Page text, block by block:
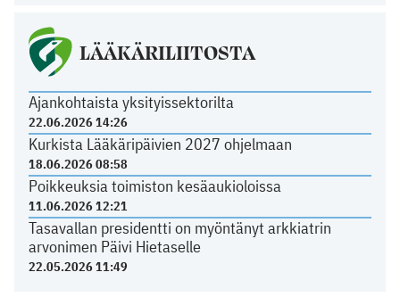
LÄÄKÄRILIITOSTA
Ajankohtaista yksityissektorilta
22.06.2026 14:26
Kurkista Lääkäripäivien 2027 ohjelmaan
18.06.2026 08:58
Poikkeuksia toimiston kesäaukioloissa
11.06.2026 12:21
Tasavallan presidentti on myöntänyt arkkiatrin
arvonimen Päivi Hietaselle
22.05.2026 11:49